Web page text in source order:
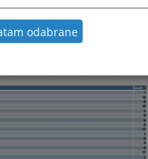
odabrane